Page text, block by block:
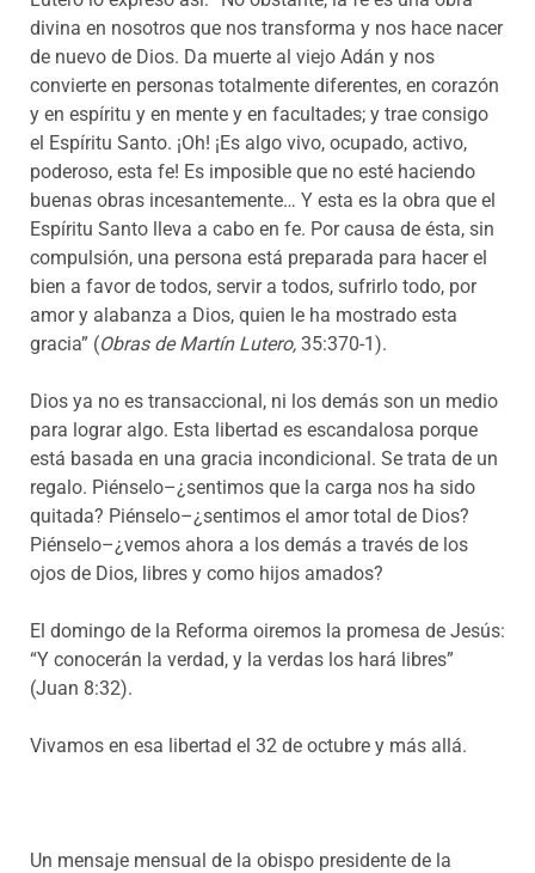
divina en nosotros que nos transforma y nos hace nacer
de nuevo de Dios. Da muerte al viejo Adán y nos
convierte en personas totalmente diferentes, en corazón
y en espíritu y en mente y en facultades; y trae consigo
el Espíritu Santo. ¡Oh! ¡Es algo vivo, ocupado, activo,
poderoso, esta fe! Es imposible que no esté haciendo
buenas obras incesantemente… Y esta es la obra que el
Espíritu Santo lleva a cabo en fe. Por causa de ésta, sin
compulsión, una persona está preparada para hacer el
bien a favor de todos, servir a todos, sufrirlo todo, por
amor y alabanza a Dios, quien le ha mostrado esta
gracia” (Obras de Martín Lutero, 35:370-1).
Dios ya no es transaccional, ni los demás son un medio
para lograr algo. Esta libertad es escandalosa porque
está basada en una gracia incondicional. Se trata de un
regalo. Piénselo–¿sentimos que la carga nos ha sido
quitada? Piénselo–¿sentimos el amor total de Dios?
Piénselo–¿vemos ahora a los demás a través de los
ojos de Dios, libres y como hijos amados?
El domingo de la Reforma oiremos la promesa de Jesús:
“Y conocerán la verdad, y la verdas los hará libres”
(Juan 8:32).
Vivamos en esa libertad el 32 de octubre y más allá.
Un mensaje mensual de la obispo presidente de la